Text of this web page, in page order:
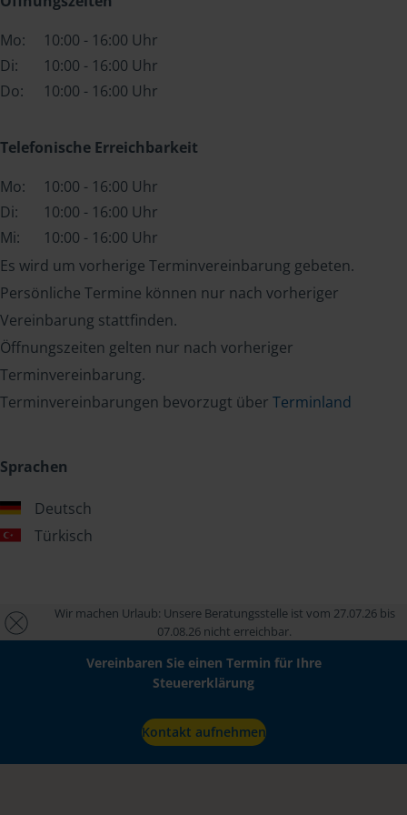
Mo:
10:00 - 16:00 Uhr
Di:
10:00 - 16:00 Uhr
Do:
10:00 - 16:00 Uhr
Telefonische Erreichbarkeit
Mo:
10:00 - 16:00 Uhr
Di:
10:00 - 16:00 Uhr
Mi:
10:00 - 16:00 Uhr
Es wird um vorherige Terminvereinbarung gebeten.
Persönliche Termine können nur nach vorheriger
Vereinbarung stattfinden.
Öffnungszeiten gelten nur nach vorheriger
Terminvereinbarung.
Terminvereinbarungen bevorzugt über Terminland
Sprachen
Deutsch
Türkisch
Wir machen Urlaub: Unsere Beratungsstelle ist vom 27.07.26 bis
07.08.26 nicht erreichbar.
Vereinbaren Sie einen Termin für Ihre
Steuererklärung
Kontakt aufnehmen